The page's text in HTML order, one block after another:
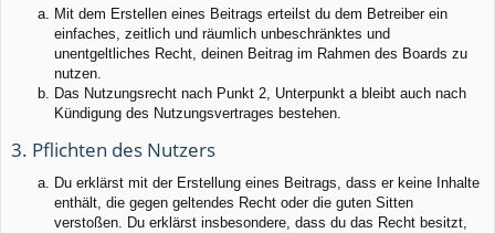
Mit dem Erstellen eines Beitrags erteilst du dem Betreiber ein
einfaches, zeitlich und räumlich unbeschränktes und
unentgeltliches Recht, deinen Beitrag im Rahmen des Boards zu
nutzen.
Das Nutzungsrecht nach Punkt 2, Unterpunkt a bleibt auch nach
Kündigung des Nutzungsvertrages bestehen.
3. Pflichten des Nutzers
Du erklärst mit der Erstellung eines Beitrags, dass er keine Inhalte
enthält, die gegen geltendes Recht oder die guten Sitten
verstoßen. Du erklärst insbesondere, dass du das Recht besitzt,